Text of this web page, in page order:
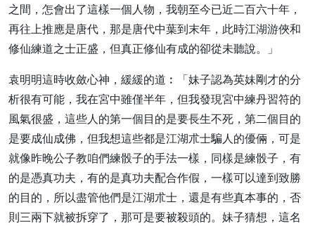
之間，怎會出了這樣一個人物，我朝至今已近二百六十年，
再往上推應是唐代，那是唐代中葉到末年，此時江湖游俠和
修仙練道之士正盛，但真正修仙有成的卻從未聽說。」
袁明明這時收斂心神，緩緩的道︰「妹子認為英妹剛才的分
析很有可能，我在宮中雖僅半年，但我發現宮中練丹習符的
風氣很盛，這些人的第一個目的是要長生不死，第二個目的
是要成仙成佛，但我想這些都是江湖朮士騙人的優倆，可是
就像昨晚公子教咱們練骰子的手法一樣，同樣是練骰子，有
的是憑真功夫，有的是真功夫配合作假，一樣可以達到致勝
的目的，所以盡管他們是江湖朮士，還是有些真本事的，否
則三兩下就被拆穿了，那可是要被殺頭的。妹子猜想，這名